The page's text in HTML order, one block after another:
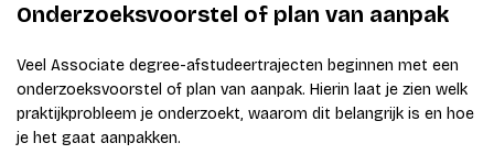
Onderzoeksvoorstel of plan van aanpak
Veel Associate degree-afstudeertrajecten beginnen met een
onderzoeksvoorstel of plan van aanpak. Hierin laat je zien welk
praktijkprobleem je onderzoekt, waarom dit belangrijk is en hoe
je het gaat aanpakken.